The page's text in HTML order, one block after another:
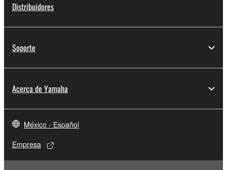
Distribuidores
Soporte
Acerca de Yamaha
México - Español
Empresa